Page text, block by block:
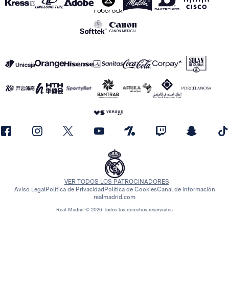
Real Madrid © 2026 Todos los derechos reservados
VER TODOS LOS PATROCINADORES
Aviso LegalPolítica de Privacidad Política de CookiesCanal de información
realmadrid.com